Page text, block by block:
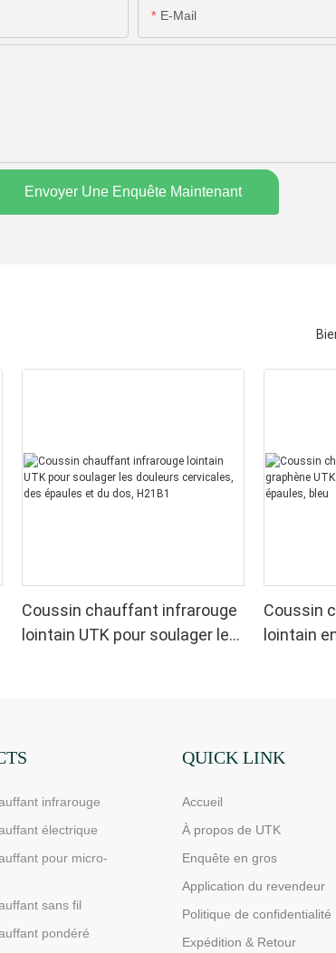
E-Mail
Envoyer Une Enquête Maintenant
Coussin chauffant infrarouge
lointain UTK pour soulager les
Coussin
lointain
infrarouge
électrique
pour micro-
sans fil
pondéré
QUICK LINK
Accueil
À propos de UTK
Enquête en gros
Application du revendeur
Politique de confidentialité
Expédition & Retour